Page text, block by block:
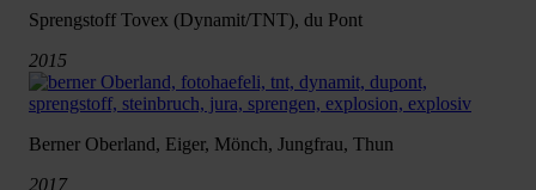
Sprengstoff Tovex (Dynamit/TNT), du Pont
2015
Berner Oberland, Eiger, Mönch, Jungfrau, Thun
2017